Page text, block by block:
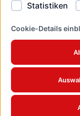
Statistiken
Cookie-Details
Barrierefreiheit
Cookie Erklärung
www.luebeck.de